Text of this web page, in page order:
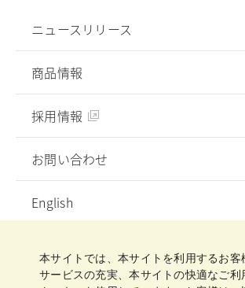
ニュースリリース
商品情報
採用情報
お問い合わせ
English
ご利用規約
クッキーポリシー
クッキー詳
サイトマップ
本サイトでは、本サイトを利用するお客
サービスの充実、本サイトの快適なご利